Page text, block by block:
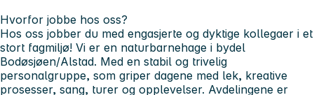
Hvorfor jobbe hos oss?
Hos oss jobber du med engasjerte og dyktige kollegaer i et
stort fagmiljø! Vi er en naturbarnehage i bydel
Bodøsjøen/Alstad. Med en stabil og trivelig
personalgruppe, som griper dagene med lek, kreative
prosesser, sang, turer og opplevelser. Avdelingene er